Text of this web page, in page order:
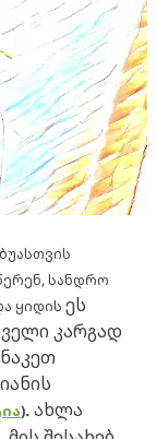
სანდრო
ყიდის ეს
კარგად
). ახლა